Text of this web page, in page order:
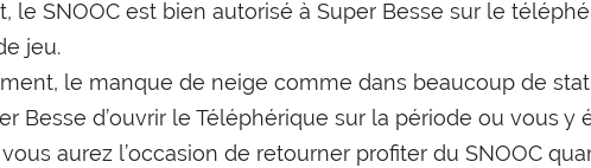
le SNOOC est bien autorisé à Super Besse sur le
jeu.
le manque de neige comme dans beaucoup de
Besse d’ouvrir le Téléphérique sur la période ou vous y
vous aurez l’occasion de retourner profiter du SNOOC